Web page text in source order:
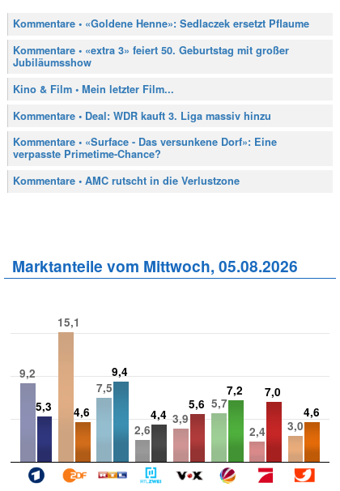
Kommentare • «Goldene Henne»: Sedlaczek ersetzt Pflaume
Kommentare • «extra 3» feiert 50. Geburtstag mit großer
Jubiläumsshow
Kino & Film • Mein letzter Film...
Kommentare • Deal: WDR kauft 3. Liga massiv hinzu
Kommentare • «Surface - Das versunkene Dorf»: Eine
verpasste Primetime-Chance?
Kommentare • AMC rutscht in die Verlustzone
Marktanteile vom Mittwoch, 05.08.2026
9,2
15,1
7,5
2,6
3,9
5,7
2,4
3,0
5,3 4,6
9,4
4,4
5,6
7,2
7,0
4,6